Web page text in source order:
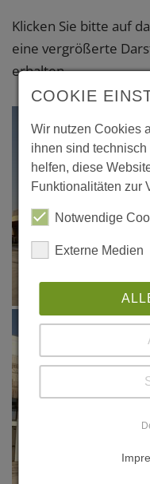
Klicken Sie bitte auf
eine vergrößerte
erhalten.
COOKIE
Wir nutzen Cookies
ihnen sind
helfen, diese
Funktionalitäten zur
Notwendige
Externe Medien